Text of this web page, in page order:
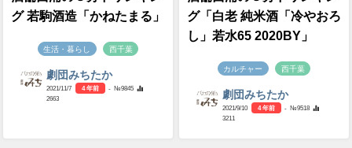
グ 若駒酒造「かねたまる」
生活・暮らし 西千葉
劇団みちたか
2021/11/7 4 年前
- №9845
2663
グ「白老 純米酒「冷やおろ
し」若水65 2020BY」
カルチャー 西千葉
劇団みちたか
2021/9/10 4 年前
- №9518
3211